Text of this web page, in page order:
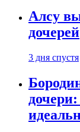
Алсу
дочерей
3 дня спустя